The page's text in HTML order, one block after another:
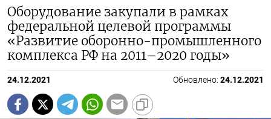
Оборудование закупали в рамках
федеральной целевой программы
«Развитие оборонно-промышленного
комплекса РФ на 2011–2020 годы»
24.12.2021 Обновлено: 24.12.2021